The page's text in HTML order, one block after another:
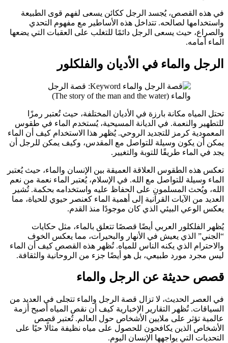
في هذه القصص، يُجسد الرجل ككائن يسعى لفهم قوى الطبيعة
واستخدامها لصالحه. تتداخل هذه الأساطير مع مفهوم التحدي
والصراع، حيث يسعى الرجل دائمًا للتغلب على العقبات التي يضعها
الماء أمامه.
الرجل والماء في الأديان والفلكلور
تحتل المياه مكانة بارزة في الأديان المختلفة، حيث تُعتبر رمزًا
للتطهير والنعمة. في الديانة المسيحية، يُستخدم الماء في طقوس
المعمودية كرمز للتجديد الروحي. يُظهر هذا الاستخدام كيف أن الماء
يمكن أن يكون وسيلة للتواصل مع المقدس، وكيف يمكن للرجل أن
يجد في الماء طريقًا للتوبة والتغيير.
تعكس هذه الطقوس العلاقة العميقة بين الإنسان والماء، حيث يُعتبر
الماء وسيلة للتواصل مع الله. في الإسلام، يُعتبر الماء نعمة من نعم
الله، ويُحث المسلمون على الحفاظ عليه واستخدامه بحكمة. تُشير
العديد من الآيات القرآنية إلى أهمية الماء كعنصر حيوي للحياة، مما
يعكس الوعي البيئي الذي كان موجودًا منذ القدم.
يُظهر الفلكلور العربي أيضًا قصصًا تتعلق بالماء، مثل حكايات
“الجني” الذي يعيش في الأنهار والبحيرات، مما يعكس الخوف
والاحترام الذي يكنه الناس للمياه. تُظهر هذه القصص كيف أن الماء
ليس مجرد مورد طبيعي، بل هو أيضًا جزء من الروحانية والثقافة.
قصص حديثة عن الرجل والماء
في العصر الحديث، لا تزال قصة الرجل والماء تتجلى في العديد من
السياقات. تُظهر التقارير الإخبارية كيف أن نقص المياه أصبح أزمة
عالمية تؤثر على ملايين الأشخاص حول العالم. تُعتبر قصص
الأشخاص الذين يكافحون للحصول على مياه نظيفة مثالًا حيًا على
التحديات التي يواجهها الإنسان اليوم.